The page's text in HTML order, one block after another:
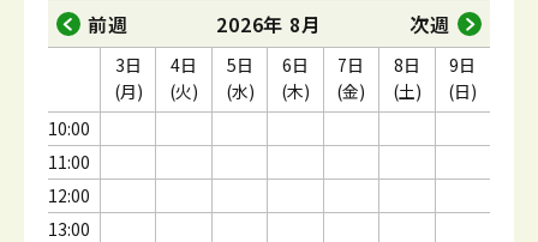
前週 2026年 8月 次週
10:00
11:00
12:00
13:00
3日
(月)
4日
(火)
5日
(水)
6日
(木)
7日
(金)
8日
(土)
9日
(日)